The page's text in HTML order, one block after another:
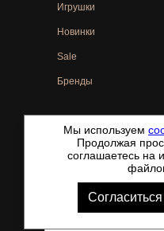
Игрушки
Новинки
Sale
Бренды
©2021-2026 -
Мы используем
Продолжая
соглашаетесь на